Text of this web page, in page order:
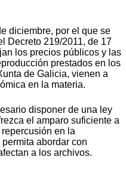
diciembre, por el que se
Decreto 219/2011, de 17
los precios públicos y las
prestados en los
de Galicia, vienen a
en la materia.
disponer de una ley
el amparo suficiente a
en la
abordar con
a los archivos.